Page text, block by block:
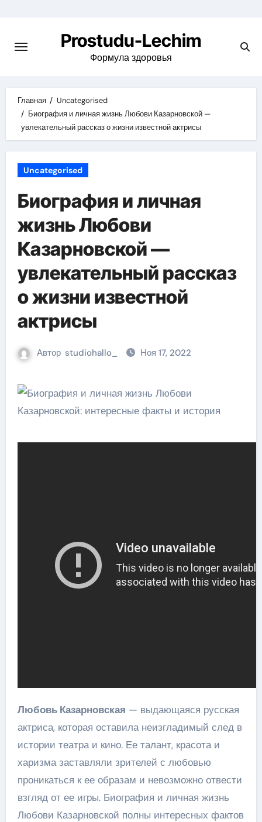
содержимому
Prostudu-Lechim
Формула здоровья
Главная
Uncategorised
Биография и личная жизнь Любови Казарновской —
увлекательный рассказ о жизни известной актрисы
Uncategorised
Биография и личная
жизнь Любови
Казарновской —
увлекательный рассказ
о жизни известной
актрисы
Автор studiohallo_ Ноя 17, 2022
Любовь Казарновская — выдающаяся русская
актриса, которая оставила неизгладимый след в
истории театра и кино. Ее талант, красота и
харизма заставляли зрителей с любовью
проникаться к ее образам и невозможно отвести
взгляд от ее игры. Биография и личная жизнь
Любови Казарновской полны интересных фактов